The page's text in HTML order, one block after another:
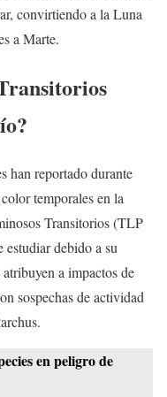
convirtiendo a la Luna
a Marte.
han reportado durante
temporales en la
Transitorios (TLP
estudiar debido a su
a impactos de
sospechas de actividad
en peligro de